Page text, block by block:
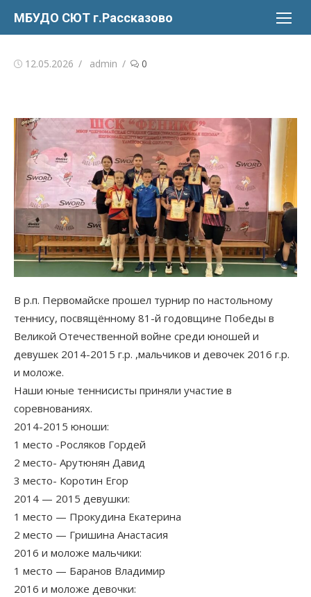
МБУДО СЮТ г.Рассказово
Опубликовано
12.05.2026 Автор
admin 0
В р.п. Первомайске прошел турнир по настольному
теннису, посвящённому 81-й годовщине Победы в
Великой Отечественной войне среди юношей и
девушек 2014-2015 г.р. ,мальчиков и девочек 2016 г.р.
и моложе.
Наши юные теннисисты приняли участие в
соревнованиях.
2014-2015 юноши:
1 место -Росляков Гордей
2 место- Арутюнян Давид
3 место- Коротин Егор
2014 — 2015 девушки:
1 место — Прокудина Екатерина
2 место — Гришина Анастасия
2016 и моложе мальчики:
1 место — Баранов Владимир
2016 и моложе девочки: